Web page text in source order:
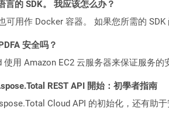
言的 SDK。 我应该怎么办？
可用作 Docker 容器。 如果您所需的 SDK
安全吗？
使用 Amazon EC2 云服务器来保证服务
REST API 開始：初學者指南
Cloud API 的初始化，还有助于